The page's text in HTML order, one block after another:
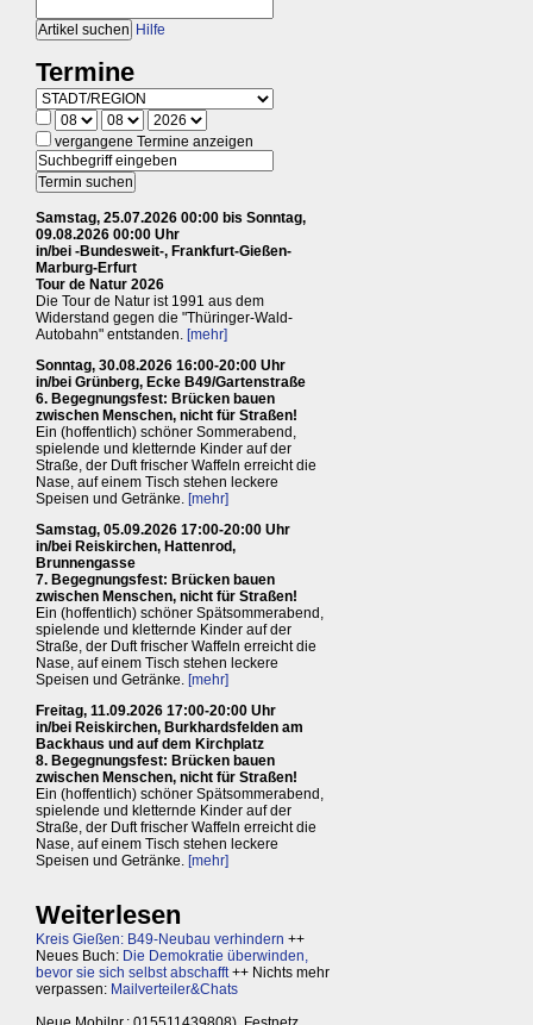
Hilfe
Termine
vergangene Termine anzeigen
Samstag, 25.07.2026 00:00 bis Sonntag,
09.08.2026 00:00 Uhr
in/bei -Bundesweit-, Frankfurt-Gießen-
Marburg-Erfurt
Tour de Natur 2026
Die Tour de Natur ist 1991 aus dem
Widerstand gegen die "Thüringer-Wald-
Autobahn" entstanden. [mehr]
Sonntag, 30.08.2026 16:00-20:00 Uhr
in/bei Grünberg, Ecke B49/Gartenstraße
6. Begegnungsfest: Brücken bauen
zwischen Menschen, nicht für Straßen!
Ein (hoffentlich) schöner Sommerabend,
spielende und kletternde Kinder auf der
Straße, der Duft frischer Waffeln erreicht die
Nase, auf einem Tisch stehen leckere
Speisen und Getränke. [mehr]
Samstag, 05.09.2026 17:00-20:00 Uhr
in/bei Reiskirchen, Hattenrod,
Brunnengasse
7. Begegnungsfest: Brücken bauen
zwischen Menschen, nicht für Straßen!
Ein (hoffentlich) schöner Spätsommerabend,
spielende und kletternde Kinder auf der
Straße, der Duft frischer Waffeln erreicht die
Nase, auf einem Tisch stehen leckere
Speisen und Getränke. [mehr]
Freitag, 11.09.2026 17:00-20:00 Uhr
in/bei Reiskirchen, Burkhardsfelden am
Backhaus und auf dem Kirchplatz
8. Begegnungsfest: Brücken bauen
zwischen Menschen, nicht für Straßen!
Ein (hoffentlich) schöner Spätsommerabend,
spielende und kletternde Kinder auf der
Straße, der Duft frischer Waffeln erreicht die
Nase, auf einem Tisch stehen leckere
Speisen und Getränke. [mehr]
Weiterlesen
Kreis Gießen: B49-Neubau verhindern ++
Neues Buch: Die Demokratie überwinden,
bevor sie sich selbst abschafft++ Nichts mehr
verpassen: Mailverteiler&Chats